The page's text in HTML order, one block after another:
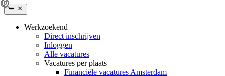
Werkzoekend
Direct inschrijven
Inloggen
Alle vacatures
Vacatures per plaats
Financiële vacatures Amsterdam